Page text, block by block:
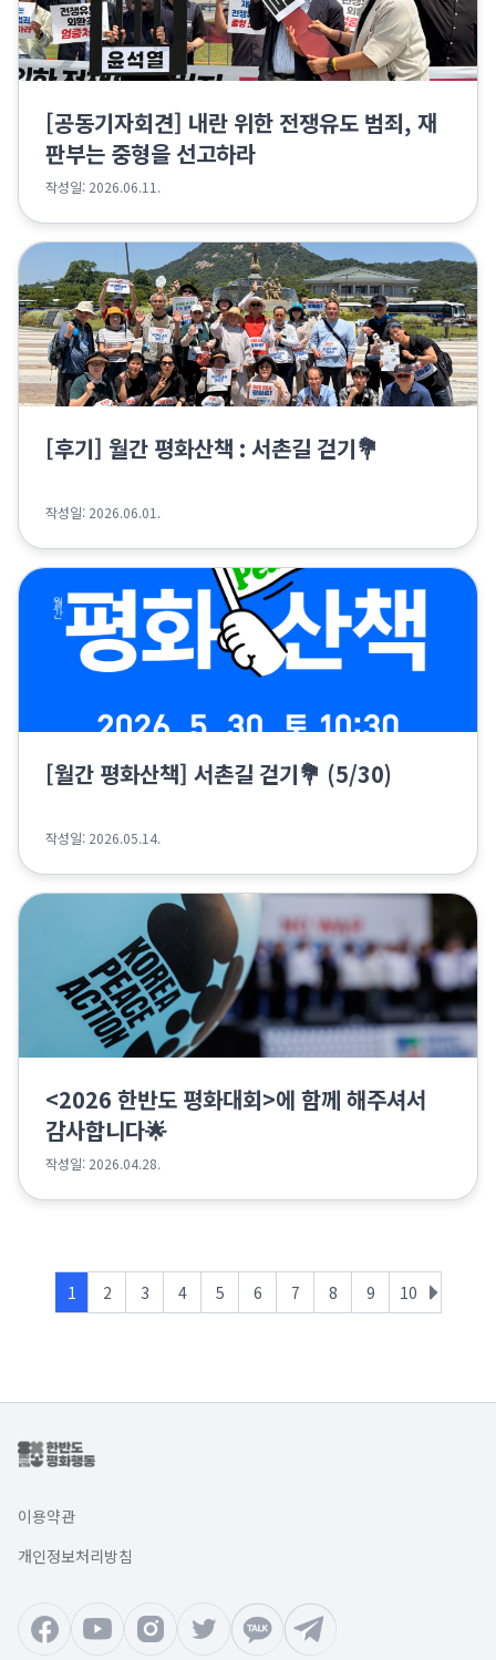
[공동기자회견] 내란 위한 전쟁유도 범죄, 재
판부는 중형을 선고하라
작성일: 2026.06.11.
[후기] 월간 평화산책 : 서촌길 걷기💐
작성일: 2026.06.01.
[월간 평화산책] 서촌길 걷기💐 (5/30)
작성일: 2026.05.14.
<2026 한반도 평화대회>에 함께 해주셔서
감사합니다🌟
작성일: 2026.04.28.
1 2 3 4 5 6 7 8 9 10
이용약관
개인정보처리방침